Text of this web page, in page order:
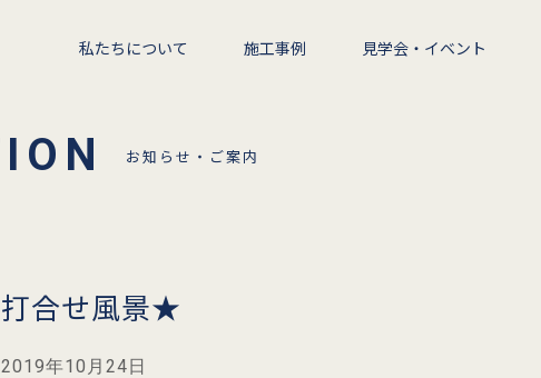
私たちについて 施工事例 見学会・イベント
お知らせ・ご案内
打合せ風景★
2019年10月24日